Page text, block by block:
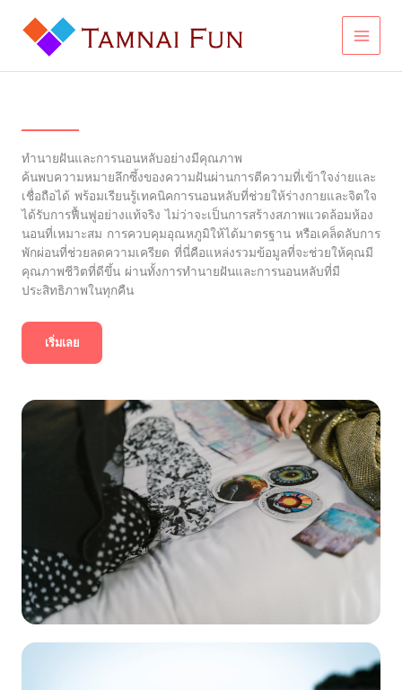
content
ทำนายฝันและการนอนหลับอย่างมีคุณภาพ
ค้นพบความหมายลึกซึ้งของความฝันผ่านการตีความที่เข้าใจง่ายและ
เชื่อถือได้ พร้อมเรียนรู้เทคนิคการนอนหลับที่ช่วยให้ร่างกายและจิตใจ
ได้รับการฟื้นฟูอย่างแท้จริง ไม่ว่าจะเป็นการสร้างสภาพแวดล้อมห้อง
นอนที่เหมาะสม การควบคุมอุณหภูมิให้ได้มาตรฐาน หรือเคล็ดลับการ
พักผ่อนที่ช่วยลดความเครียด ที่นี่คือแหล่งรวมข้อมูลที่จะช่วยให้คุณมี
คุณภาพชีวิตที่ดีขึ้น ผ่านทั้งการทำนายฝันและการนอนหลับที่มี
ประสิทธิภาพในทุกคืน
เริ่มเลย